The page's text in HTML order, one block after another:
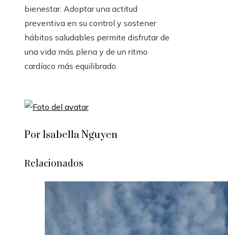
bienestar. Adoptar una actitud
preventiva en su control y sostener
hábitos saludables permite disfrutar de
una vida más plena y de un ritmo
cardíaco más equilibrado.
Por Isabella Nguyen
Relacionados